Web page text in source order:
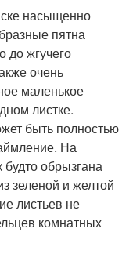
насыщенно
пятна
до жгучего
очень
маленькое
листке.
быть полностью
На
будто обрызгана
зеленой и желтой
листьев не
комнатных